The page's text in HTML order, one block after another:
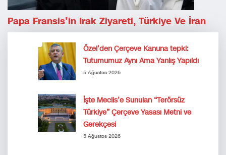
Papa Fransis’in Irak Ziyareti, Türkiye Ve İran
Özel’den Çerçeve Kanuna tepki:
Tutumumuz Aynı Ama Yanlış Yapıldı
5 Ağustos 2026
İşte Meclis’e Sunulan “Terörsüz
Türkiye” Çerçeve Yasası Metni ve
Gerekçesi
5 Ağustos 2026